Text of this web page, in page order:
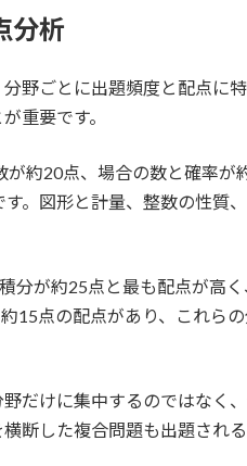
分析
野ごとに出題頻度と配点に特
重要です。
が約20点、場合の数と確率が
。図形と計量、整数の性質
分が約25点と最も配点が高
15点の配点があり、これら
だけに集中するのではなく、
断した複合問題も出題され